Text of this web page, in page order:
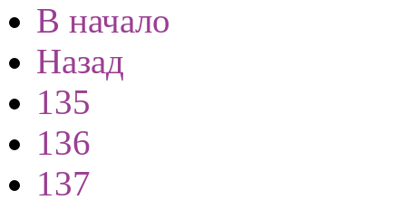
В начало
Назад
135
136
137